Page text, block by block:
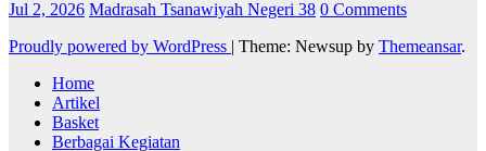
Jul 2, 2026 Madrasah Tsanawiyah Negeri 38 0 Comments
Proudly powered by WordPress | Theme: Newsup by Themeansar.
Home
Artikel
Basket
Berbagai Kegiatan